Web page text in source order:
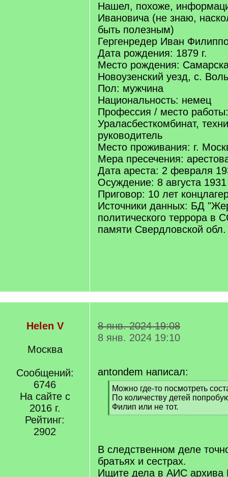
Нашел, похоже,
Ивановича (не знаю,
быть полезным)
Гергенредер Иван
Дата рождения: 1879 г.
Место рождения:
Новоузенский уезд, с.
Пол: мужчина
Национальность: немец
Профессия / место работы:
Ураласбесткомбинат,
руководитель
Место проживания: г.
Мера пресечения:
Дата ареста: 2 февраля
Осуждение: 8 августа 1931
Приговор: 10 лет
Источники данных: БД
политического террора в
памяти Свердловской обл.
Helen V
Москва
Сообщений:
6746
На сайте с
2016 г.
Рейтинг:
2902
8 янв. 2024 19:08
8 янв. 2024 19:10
antondem написал:
[
q
]
Можно где-то посмотреть
По количеству детей
Филип или не тот.
[
В следственном деле
братьях и сестрах.
Ищите дела в АИС